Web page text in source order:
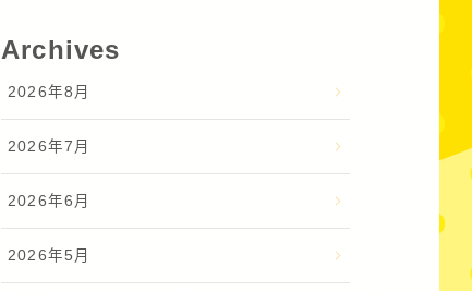
Archives
2026年8月
2026年7月
2026年6月
2026年5月